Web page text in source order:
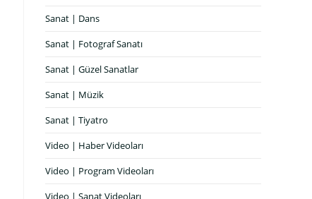
Sanat | Dans
Sanat | Fotograf Sanatı
Sanat | Güzel Sanatlar
Sanat | Müzik
Sanat | Tiyatro
Video | Haber Videoları
Video | Program Videoları
Video | Sanat Videoları